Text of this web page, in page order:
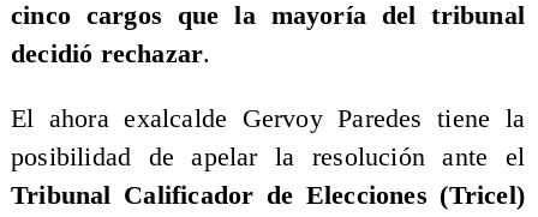
cinco cargos que la mayoría del tribunal
decidió rechazar.
El ahora exalcalde Gervoy Paredes tiene la
posibilidad de apelar la resolución ante el
Tribunal Calificador de Elecciones (Tricel)